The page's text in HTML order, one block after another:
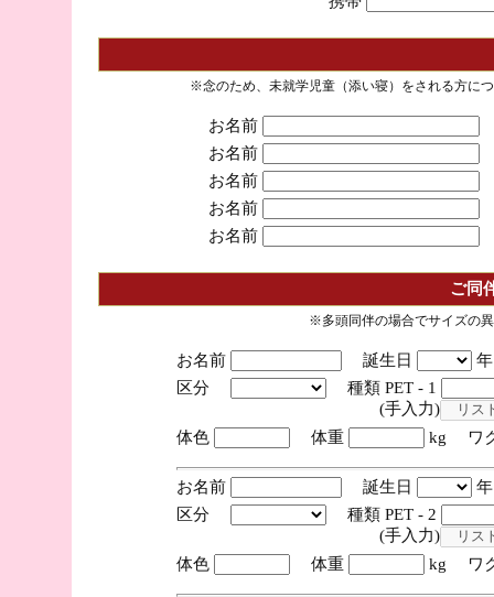
※念のため、未就学児童（添い寝）をされる方に
お名前
お名前
お名前
お名前
お名前
ご同
※多頭同伴の場合でサイズの
お名前 誕生日
区分
種類 PET - 1
(手入力)
体色
体重 kg ワ
お名前 誕生日
区分
種類 PET - 2
(手入力)
体色
体重 kg ワ